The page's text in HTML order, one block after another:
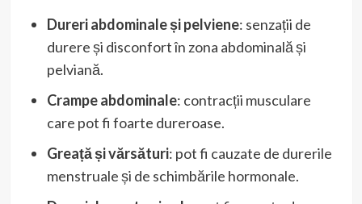
Dureri abdominale și pelviene: senzații de
durere și disconfort în zona abdominală și
pelviană.
Crampe abdominale: contracții musculare
care pot fi foarte dureroase.
Greață și vărsături: pot fi cauzate de durerile
menstruale și de schimbările hormonale.